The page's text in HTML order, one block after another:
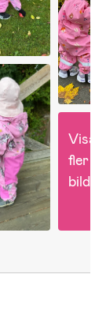
Visa
fler
bilder